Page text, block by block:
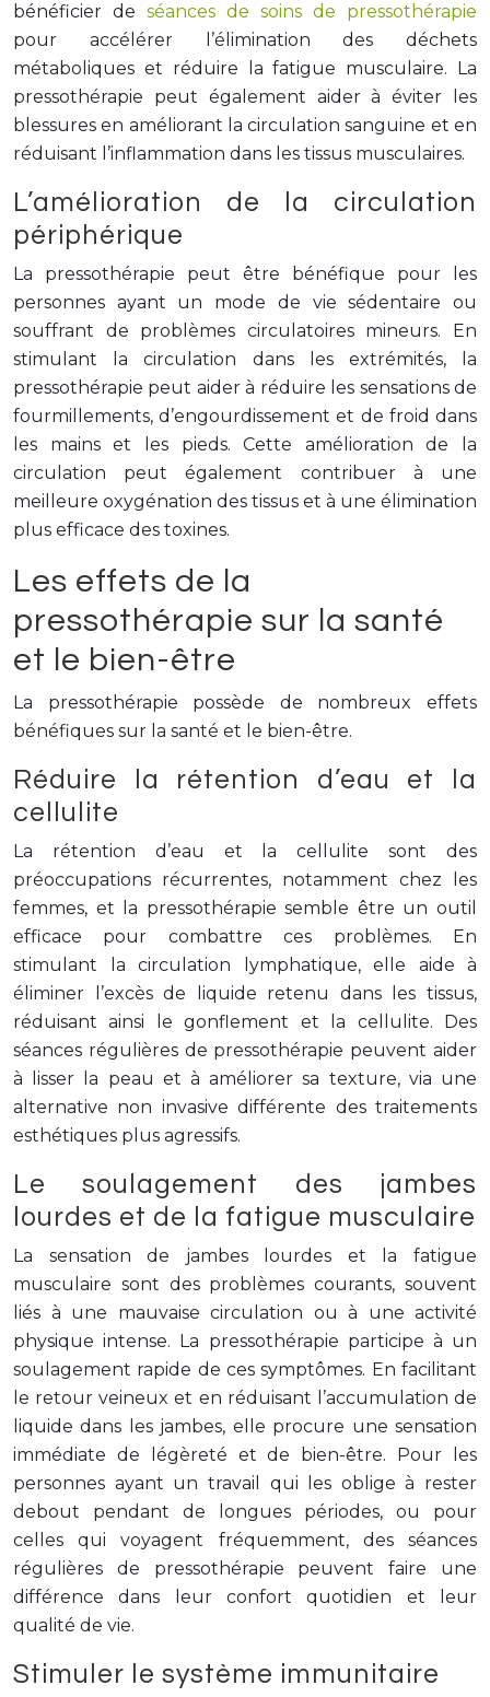
bénéficier de séances de soins de pressothérapie
pour accélérer l’élimination des déchets
métaboliques et réduire la fatigue musculaire. La
pressothérapie peut également aider à éviter les
blessures en améliorant la circulation sanguine et en
réduisant l’inflammation dans les tissus musculaires.
L’amélioration de la circulation
périphérique
La pressothérapie peut être bénéfique pour les
personnes ayant un mode de vie sédentaire ou
souffrant de problèmes circulatoires mineurs. En
stimulant la circulation dans les extrémités, la
pressothérapie peut aider à réduire les sensations de
fourmillements, d’engourdissement et de froid dans
les mains et les pieds. Cette amélioration de la
circulation peut également contribuer à une
meilleure oxygénation des tissus et à une élimination
plus efficace des toxines.
Les effets de la
pressothérapie sur la santé
et le bien-être
La pressothérapie possède de nombreux effets
bénéfiques sur la santé et le bien-être.
Réduire la rétention d’eau et la
cellulite
La rétention d’eau et la cellulite sont des
préoccupations récurrentes, notamment chez les
femmes, et la pressothérapie semble être un outil
efficace pour combattre ces problèmes. En
stimulant la circulation lymphatique, elle aide à
éliminer l’excès de liquide retenu dans les tissus,
réduisant ainsi le gonflement et la cellulite. Des
séances régulières de pressothérapie peuvent aider
à lisser la peau et à améliorer sa texture, via une
alternative non invasive différente des traitements
esthétiques plus agressifs.
Le soulagement des jambes
lourdes et de la fatigue musculaire
La sensation de jambes lourdes et la fatigue
musculaire sont des problèmes courants, souvent
liés à une mauvaise circulation ou à une activité
physique intense. La pressothérapie participe à un
soulagement rapide de ces symptômes. En facilitant
le retour veineux et en réduisant l’accumulation de
liquide dans les jambes, elle procure une sensation
immédiate de légèreté et de bien-être. Pour les
personnes ayant un travail qui les oblige à rester
debout pendant de longues périodes, ou pour
celles qui voyagent fréquemment, des séances
régulières de pressothérapie peuvent faire une
différence dans leur confort quotidien et leur
qualité de vie.
Stimuler le système immunitaire